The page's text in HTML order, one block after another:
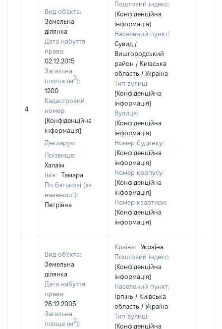
4
Вид об'єкта:
Земельна
ділянка
Дата набуття
права:
02.12.2015
Загальна
площа (м2):
1200
Кадастровий
номер:
[Конфіденційна
інформація]
Декларує:
Прізвище:
Халаім
Ім'я:
Тамара
По батькові (за
наявності):
Петрівна
Поштовий індекс:
[Конфіденційна
інформація]
Населений пункт:
Сувид /
Вишгородський
район / Київська
область / Україна
Тип вулиці:
[Конфіденційна
інформація]
Вулиця:
[Конфіденційна
інформація]
Номер будинку:
[Конфіденційна
інформація]
Номер корпусу:
[Конфіденційна
інформація]
Номер квартири:
[Конфіденційна
інформація]
Вид об'єкта:
Земельна
ділянка
Дата набуття
права:
26.12.2005
Загальна
площа (м2):
Країна:
Україна
Поштовий індекс:
[Конфіденційна
інформація]
Населений пункт:
Ірпінь / Київська
область / Україна
Тип вулиці:
[Конфіденційна